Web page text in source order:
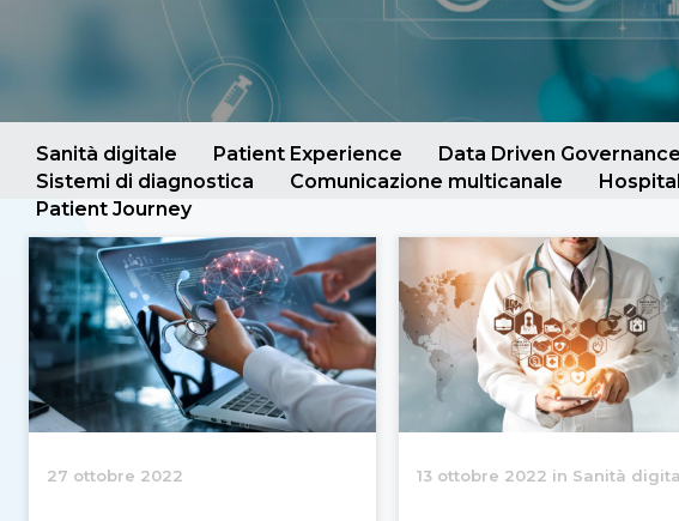
Sanità digitale Patient Experience Data Driven Governance
Sistemi di diagnostica
Comunicazione multicanale
Patient Journey
27 ottobre 2022 13 ottobre 2022 in Sanità